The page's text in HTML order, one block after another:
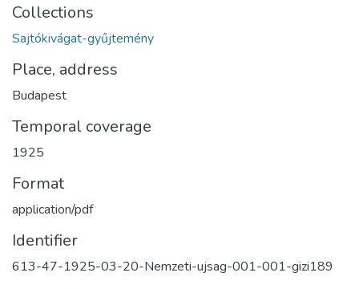
Collections
Sajtókivágat-gyűjtemény
Place, address
Budapest
Temporal coverage
1925
Format
application/pdf
Identifier
613-47-1925-03-20-Nemzeti-ujsag-001-001-gizi189